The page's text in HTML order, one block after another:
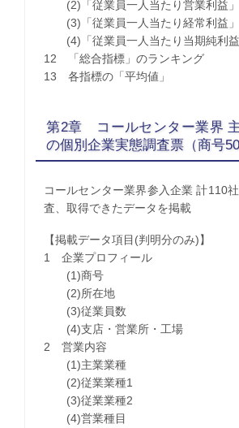
(2)「従業員一人当たり営業利益」
(3)「従業員一人当たり経常利益」
(4)「従業員一人当たり当期純利益
12 「総合指標」のランキング
13 各指標の「平均値」
第2章 コールセンター業界
の個別企業実態調査票（商号50
コールセンター業界参入企業 計110
査、取得できたデータを掲載
【掲載データ項目(判明分のみ)】
1 企業プロフィール
(1)商号
(2)所在地
(3)従業員数
(4)支店・営業所・工場
2 営業内容
(1)主業業種
(2)従業業種1
(3)従業業種2
(4)営業種目